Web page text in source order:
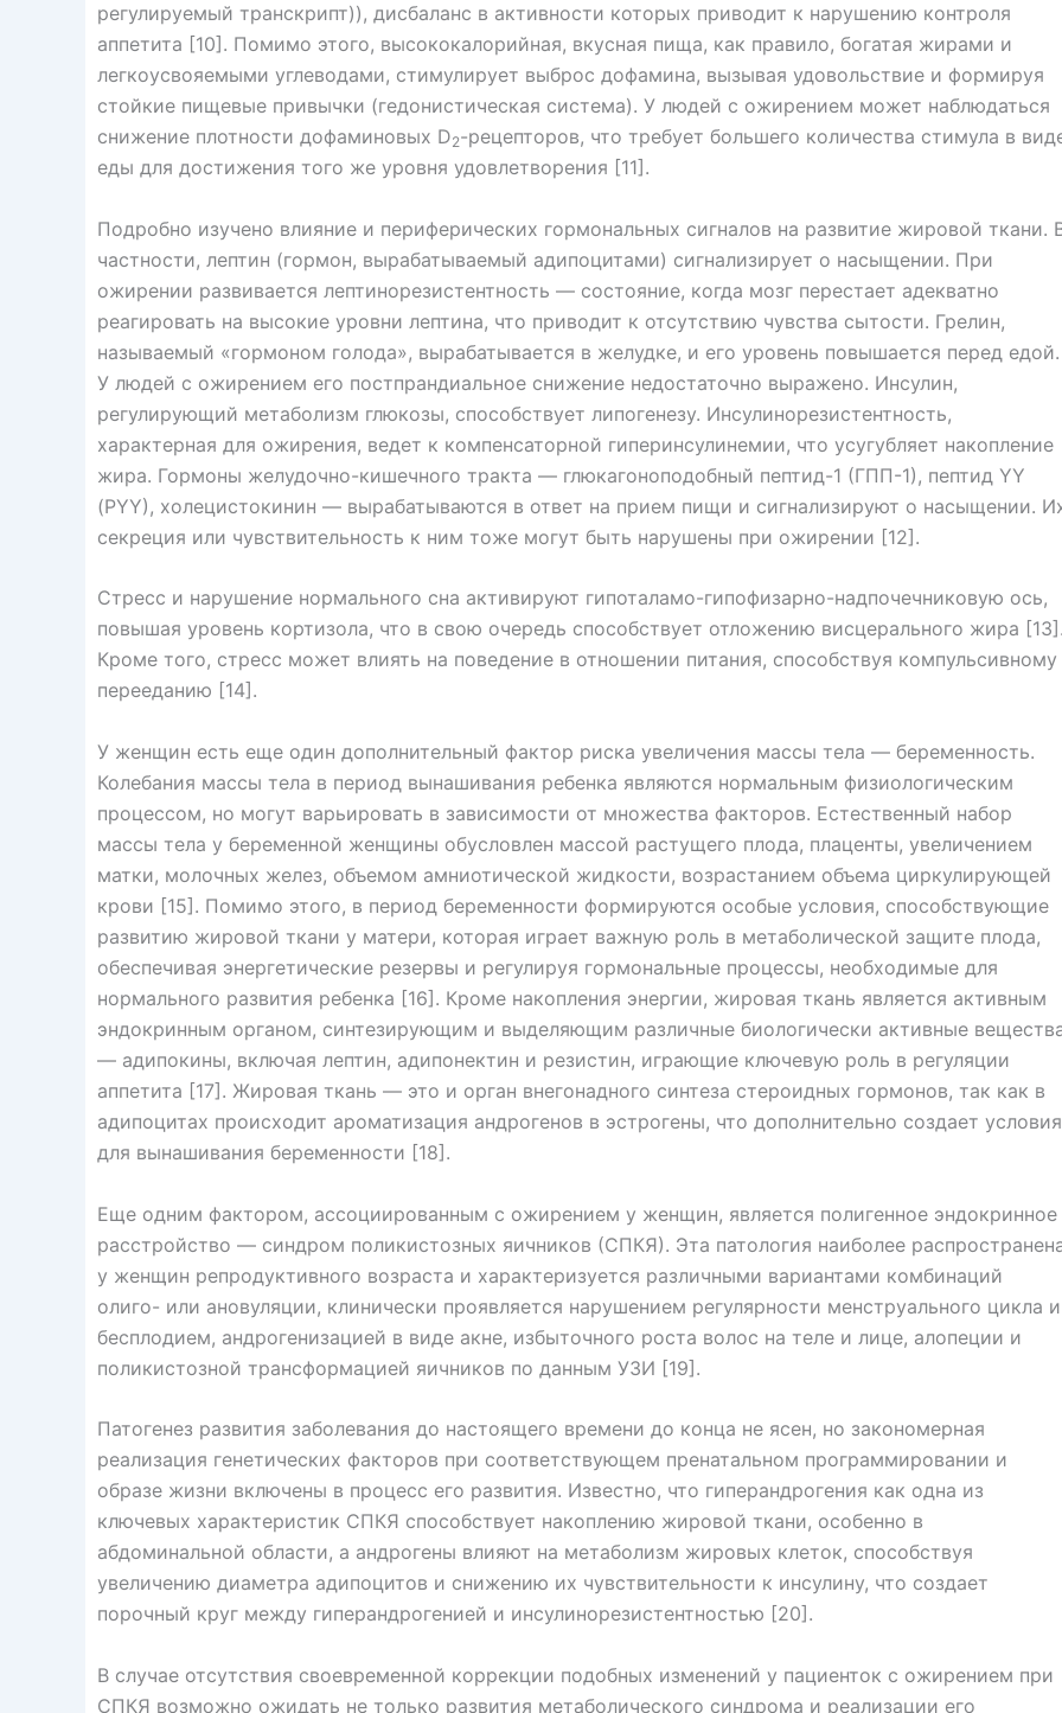
регулируемый транскрипт)), дисбаланс в активности которых приводит к нарушению контроля
аппетита [10]. Помимо этого, высококалорийная, вкусная пища, как правило, богатая жирами и
легкоусвояемыми углеводами, стимулирует выброс дофамина, вызывая удовольствие и формируя
стойкие пищевые привычки (гедонистическая система). У людей с ожирением может наблюдаться
снижение плотности дофаминовых D2-рецепторов, что требует большего количества стимула в
еды для достижения того же уровня удовлетворения [11].
Подробно изучено влияние и периферических гормональных сигналов на развитие жировой ткани.
частности, лептин (гормон, вырабатываемый адипоцитами) сигнализирует о насыщении. При
ожирении развивается лептинорезистентность — состояние, когда мозг перестает адекватно
реагировать на высокие уровни лептина, что приводит к отсутствию чувства сытости. Грелин,
называемый «гормоном голода», вырабатывается в желудке, и его уровень повышается перед едой.
У людей с ожирением его постпрандиальное снижение недостаточно выражено. Инсулин,
регулирующий метаболизм глюкозы, способствует липогенезу. Инсулинорезистентность,
характерная для ожирения, ведет к компенсаторной гиперинсулинемии, что усугубляет накопление
жира. Гормоны желудочно-кишечного тракта — глюкагоноподобный пептид-1 (ГПП-1), пептид YY
(PYY), холецистокинин — вырабатываются в ответ на прием пищи и сигнализируют о насыщении.
секреция или чувствительность к ним тоже могут быть нарушены при ожирении [12].
Стресс и нарушение нормального сна активируют гипоталамо-гипофизарно-надпочечниковую ось,
повышая уровень кортизола, что в свою очередь способствует отложению висцерального жира
Кроме того, стресс может влиять на поведение в отношении питания, способствуя компульсивному
перееданию [14].
У женщин есть еще один дополнительный фактор риска увеличения массы тела — беременность.
Колебания массы тела в период вынашивания ребенка являются нормальным физиологическим
процессом, но могут варьировать в зависимости от множества факторов. Естественный набор
массы тела у беременной женщины обусловлен массой растущего плода, плаценты, увеличением
матки, молочных желез, объемом амниотической жидкости, возрастанием объема циркулирующей
крови [15]. Помимо этого, в период беременности формируются особые условия, способствующие
развитию жировой ткани у матери, которая играет важную роль в метаболической защите плода,
обеспечивая энергетические резервы и регулируя гормональные процессы, необходимые для
нормального развития ребенка [16]. Кроме накопления энергии, жировая ткань является активным
эндокринным органом, синтезирующим и выделяющим различные биологически активные
— адипокины, включая лептин, адипонектин и резистин, играющие ключевую роль в регуляции
аппетита [17]. Жировая ткань — это и орган внегонадного синтеза стероидных гормонов, так как в
адипоцитах происходит ароматизация андрогенов в эстрогены, что дополнительно создает условия
для вынашивания беременности [18].
Еще одним фактором, ассоциированным с ожирением у женщин, является полигенное эндокринное
расстройство — синдром поликистозных яичников (СПКЯ). Эта патология наиболее
у женщин репродуктивного возраста и характеризуется различными вариантами комбинаций
олиго- или ановуляции, клинически проявляется нарушением регулярности менструального цикла и
бесплодием, андрогенизацией в виде акне, избыточного роста волос на теле и лице, алопеции и
поликистозной трансформацией яичников по данным УЗИ [19].
Патогенез развития заболевания до настоящего времени до конца не ясен, но закономерная
реализация генетических факторов при соответствующем пренатальном программировании и
образе жизни включены в процесс его развития. Известно, что гиперандрогения как одна из
ключевых характеристик СПКЯ способствует накоплению жировой ткани, особенно в
абдоминальной области, а андрогены влияют на метаболизм жировых клеток, способствуя
увеличению диаметра адипоцитов и снижению их чувствительности к инсулину, что создает
порочный круг между гиперандрогенией и инсулинорезистентностью [20].
В случае отсутствия своевременной коррекции подобных изменений у пациенток с ожирением при
СПКЯ возможно ожидать не только развития метаболического синдрома и реализации его